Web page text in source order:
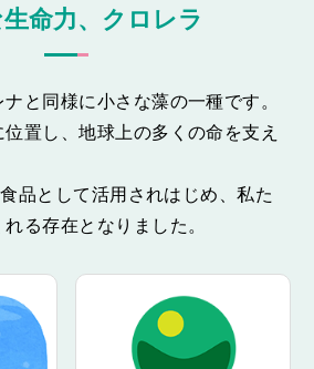
命力、クロレラ
と同様に小さな藻の一種です。
置し、地球上の多くの命を支え
品として活用されはじめ、私た
る存在となりました。